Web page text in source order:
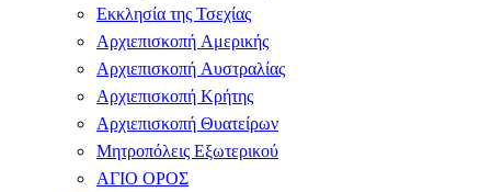
Εκκλησία της Τσεχίας
Αρχιεπισκοπή Αμερικής
Αρχιεπισκοπή Αυστραλίας
Αρχιεπισκοπή Κρήτης
Αρχιεπισκοπή Θυατείρων
Μητροπόλεις Εξωτερικού
ΑΓΙΟ ΟΡΟΣ